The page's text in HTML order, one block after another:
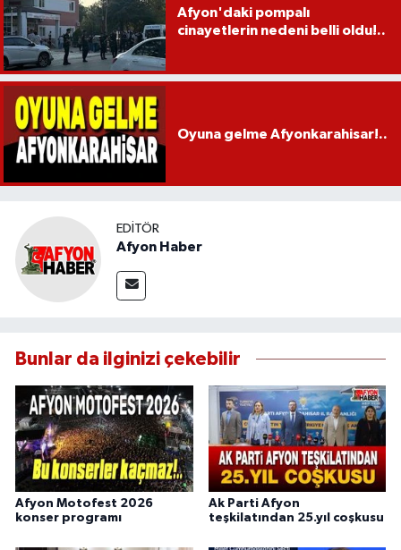
Afyon'daki pompalı
cinayetlerin nedeni belli oldu!..
Oyuna gelme Afyonkarahisar!..
EDITÖR
Afyon Haber
Bunlar da ilginizi çekebilir
Afyon Motofest 2026
konser programı
Ak Parti Afyon
teşkilatından 25.yıl coşkusu